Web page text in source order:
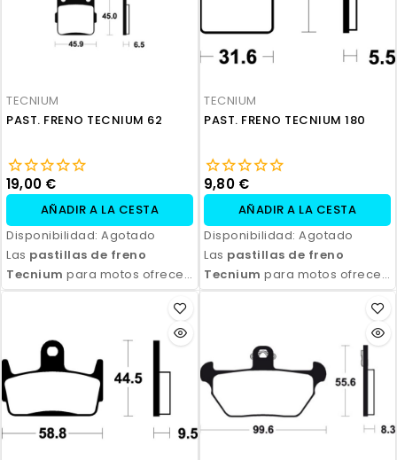
para todo tipo de
motocicletas y condiciones
de conducción. Con fácil
aseguran seguridad y control
en cada frenada.
motocicletas y condiciones
de conducción. Con fácil
instalación y excelente
aseguran seguridad y control
en cada frenada.
TECNIUM
PAST. FRENO TECNIUM 62
19,00 €
AÑADIR A LA CESTA
Disponibilidad: Agotado
Las pastillas de freno
Tecnium para motos ofrecen
un rendimiento de frenado
Disponibles en compuestos
orgánicos, semi-metálicos y
sinterizados, son ideales
para todo tipo de
motocicletas y condiciones
TECNIUM
PAST. FRENO TECNIUM 180
9,80 €
AÑADIR A LA CESTA
Disponibilidad: Agotado
Las pastillas de freno
Tecnium para motos ofrecen
un rendimiento de frenado
Disponibles en compuestos
orgánicos, semi-metálicos y
sinterizados, son ideales
para todo tipo de
motocicletas y condiciones